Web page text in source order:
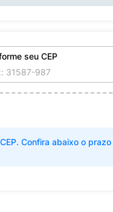
seu CEP
Confira abaixo o